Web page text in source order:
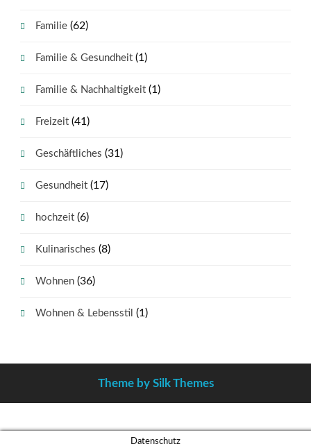
Familie(62)
Familie & Gesundheit(1)
Familie & Nachhaltigkeit(1)
Freizeit(41)
Geschäftliches (31)
Gesundheit(17)
hochzeit(6)
Kulinarisches (8)
Wohnen(36)
Wohnen & Lebensstil (1)
Theme by Silk Themes
Datenschutz